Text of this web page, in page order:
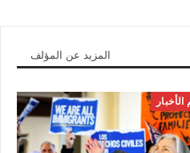
المزيد عن المؤلف
الأخبار